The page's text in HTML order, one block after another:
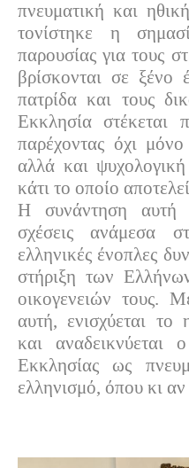
πνευματική και
τονίστηκε η
παρουσίας για τους
βρίσκονται σε ξένο
πατρίδα και τους
Εκκλησία στέκεται
παρέχοντας όχι μόνο
αλλά και
κάτι το οποίο
Η συνάντηση αυτή
σχέσεις ανάμεσα
ελληνικές ένοπλες
στήριξη των
οικογενειών τους.
αυτή, ενισχύεται το
και αναδεικνύεται
Εκκλησίας ως
ελληνισμό, όπου κι αν